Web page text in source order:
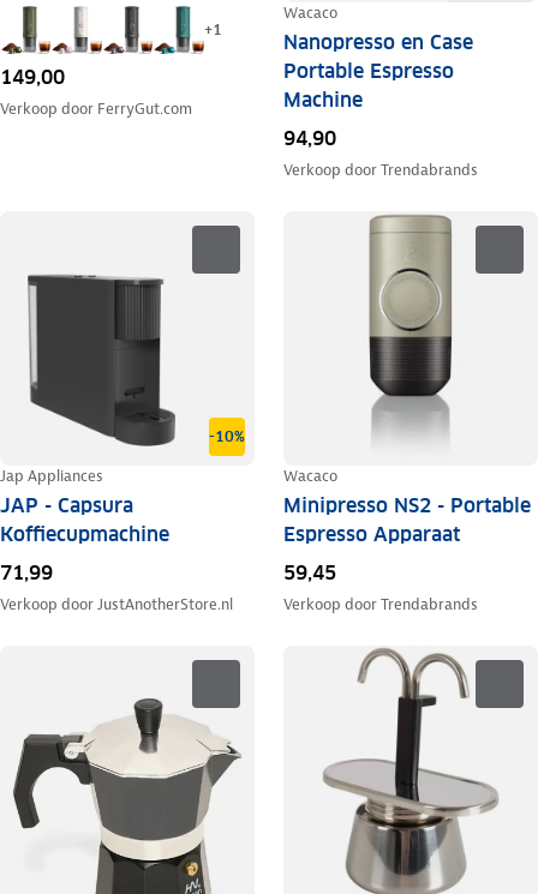
+1
149,00
Verkoop door FerryGut.com
Wacaco
Nanopresso en Case
Portable Espresso
Machine
94,90
Verkoop doorTrendabrands
-10%
Jap Appliances
JAP - Capsura
Koffiecupmachine
71,99
Verkoop doorJustAnotherStore.nl
Wacaco
Minipresso NS2 - Portable
Espresso Apparaat
59,45
Verkoop doorTrendabrands